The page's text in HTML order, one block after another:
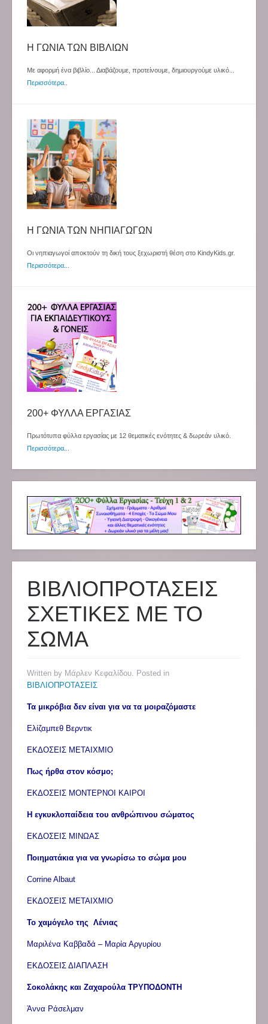
Η ΓΩΝΙΑ ΤΩΝ ΒΙΒΛΙΩΝ
Με αφορμή ένα βιβλίο... Διαβάζουμε, προτείνουμε, δημιουργούμε υλικό...
Περισσότερα
Η ΓΩΝΙΑ ΤΩΝ ΝΗΠΙΑΓΩΓΩΝ
Οι νηπιαγωγοί αποκτούν τη δική τους ξεχωριστή θέση στο KindyKids.gr.
Περισσότερα...
200+ ΦΥΛΛΑ ΕΡΓΑΣΙΑΣ
Πρωτότυπα φύλλα εργασίας με 12 θεματικές ενότητες & δωρεάν υλικό.
Περισσότερα...
ΒΙΒΛΙΟΠΡΟΤΑΣΕΙΣ
ΣΧΕΤΙΚΕΣ ΜΕ ΤΟ
ΣΩΜΑ
Written by Μάρλεν Κεφαλίδου. Posted in
ΒΙΒΛΙΟΠΡΟΤΑΣΕΙΣ
Τα μικρόβια δεν είναι για να τα μοιραζόμαστε
Ελίζαμπεθ Βερντικ
ΕΚΔΟΣΕΙΣ ΜΕΤΑΙΧΜΙΟ
Πως ήρθα στον κόσμο;
ΕΚΔΟΣΕΙΣ ΜΟΝΤΕΡΝΟΙ ΚΑΙΡΟΙ
Η εγκυκλοπαίδεια του ανθρώπινου σώματος
ΕΚΔΟΣΕΙΣ ΜΙΝΩΑΣ
Ποιηματάκια για να γνωρίσω το σώμα μου
Corrine Albaut
ΕΚΔΟΣΕΙΣ ΜΕΤΑΙΧΜΙΟ
Το χαμόγελο της Λένιας
Μαριλένα Καββαδά – Μαρία Αργυρίου
ΕΚΔΟΣΕΙΣ ΔΙΑΠΛΑΣΗ
Σοκολάκης και Ζαχαρούλα ΤΡΥΠΟΔΟΝΤΗ
Άννα Ράσελμαν